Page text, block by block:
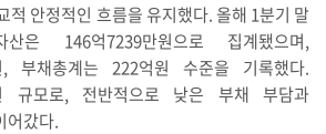
적 안정적인 흐름을 유지했다. 올해 1분기 말
산은 146억7239만원으로 집계됐으며,
, 부채총계는 222억원 수준을 기록했다.
규모로, 전반적으로 낮은 부채 부담과
어갔다.